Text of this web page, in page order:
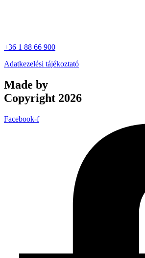
+36 1 88 66 900
Adatkezelési tájékoztató
Made by
Copyright 2026
Facebook-f